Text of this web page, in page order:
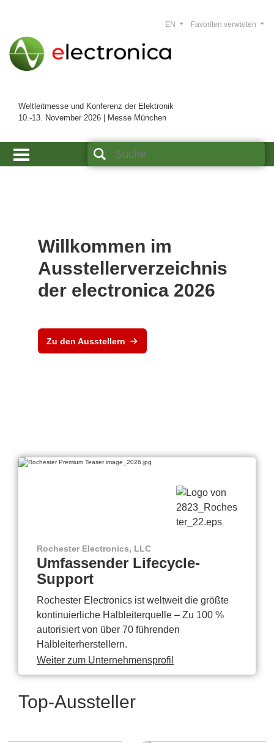
Weltleitmesse und Konferenz der Elektronik
10.-13. November 2026 | Messe München
Favoriten verwalten
EN
Willkommen im
Ausstellerverzeichnis
der electronica 2026
Zu den Ausstellern
Rochester Electronics, LLC
Umfassender Lifecycle-
Support
Rochester Electronics ist weltweit die größte
kontinuierliche Halbleiterquelle – Zu 100 %
autorisiert von über 70 führenden
Halbleiterherstellern.
Weiter zum Unternehmensprofil
Top-Aussteller